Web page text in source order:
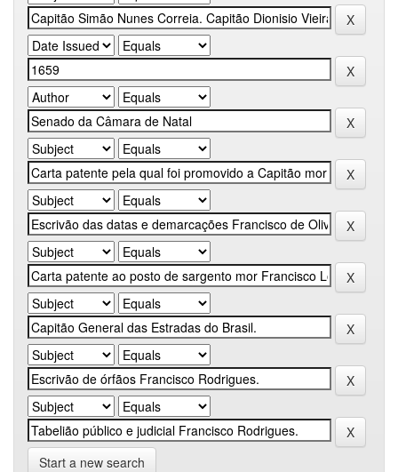
Start a new search